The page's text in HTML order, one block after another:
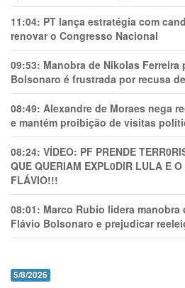
11:04: PT lança estratégia com
renovar o Congresso Nacional
09:53: Manobra de Nikolas Ferreira
Bolsonaro é frustrada por recusa
08:49: Alexandre de Moraes nega
e mantém proibição de visitas
08:24: VÍDEO: PF PRENDE
QUE QUERIAM EXPL0DlR LULA E
FLÁVIO!!!
08:01: Marco Rubio lidera
Flávio Bolsonaro e prejudicar
5/8/2026